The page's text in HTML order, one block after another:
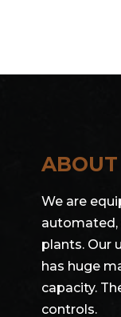
ABOUT
We are
automated,
plants. Our
has huge
capacity.
controls.